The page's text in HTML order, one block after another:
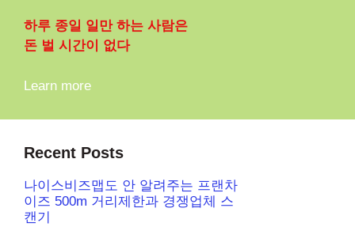
하루 종일 일만 하는 사람은
돈 벌 시간이 없다
Learn more
Recent Posts
나이스비즈맵도 안 알려주는 프랜차
이즈 500m 거리제한과 경쟁업체 스
캔기